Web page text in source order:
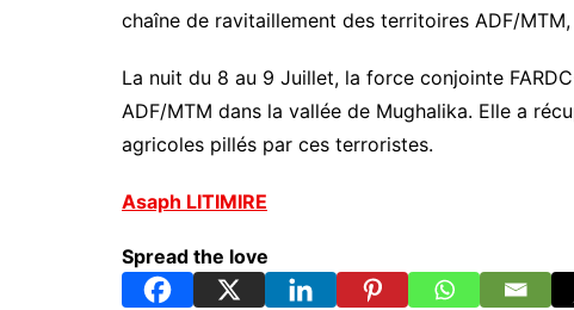
chaîne de ravitaillement des territoires ADF/MTM,
La nuit du 8 au 9 Juillet, la force conjointe
ADF/MTM dans la vallée de Mughalika. Elle a
agricoles pillés par ces terroristes.
Asaph LITIMIRE
Spread the love